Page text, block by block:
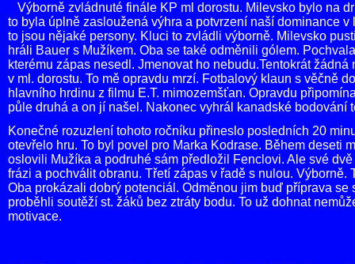
Výborně zvládnuté finále KP ml dorostu. Milevsko bylo na
to byla úplně zasloužená výhra a potvrzení naší dominance
to jsou nějaké persony. Kluci to zvládli výborně. Milevsko
hráli Bauer s Mužíkem. Oba se také odměnili gólem.
kterému zápas nesedl. Jmenovat ho nebudu.Tentokrát
v ml. dorostu. To mě opravdu mrzí. Fotbalový klaun s věčně
hlavního hrdinu z filmu E.T. mimozemšťan. Opravdu
půle druhá a on jí našel. Nakonec vyhrál kanadské bodování
Konečné rozuzlení tohoto ročníku přineslo posledních 20
otevřelo hru. To byl povel pro Marka Kodrase. Během deseti
oslovili Mužíka a podruhé sám předložil Fenclovi. Ale své
frázi a pochválit obranu. Třetí zápas v řadě s nulou.
Oba prokázali dobrý potenciál. Odměnou jim buď příprava
proběhli soutěží st. žáků bez ztráty bodu. To už dohnat
motivace.